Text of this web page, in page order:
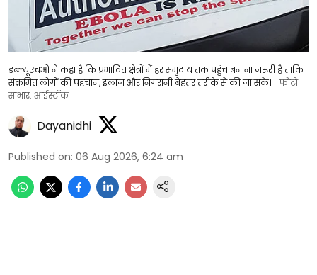
डब्ल्यूएचओ ने कहा है कि प्रभावित क्षेत्रों में हर समुदाय तक पहुंच बनाना जरूरी है ताकि
संक्रमित लोगों की पहचान, इलाज और निगरानी बेहतर तरीके से की जा सके।
फोटो
साभार: आईस्टॉक
Dayanidhi
Published on: 06 Aug 2026, 6:24 am